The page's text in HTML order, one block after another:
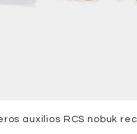
auxilios RCS nobuk